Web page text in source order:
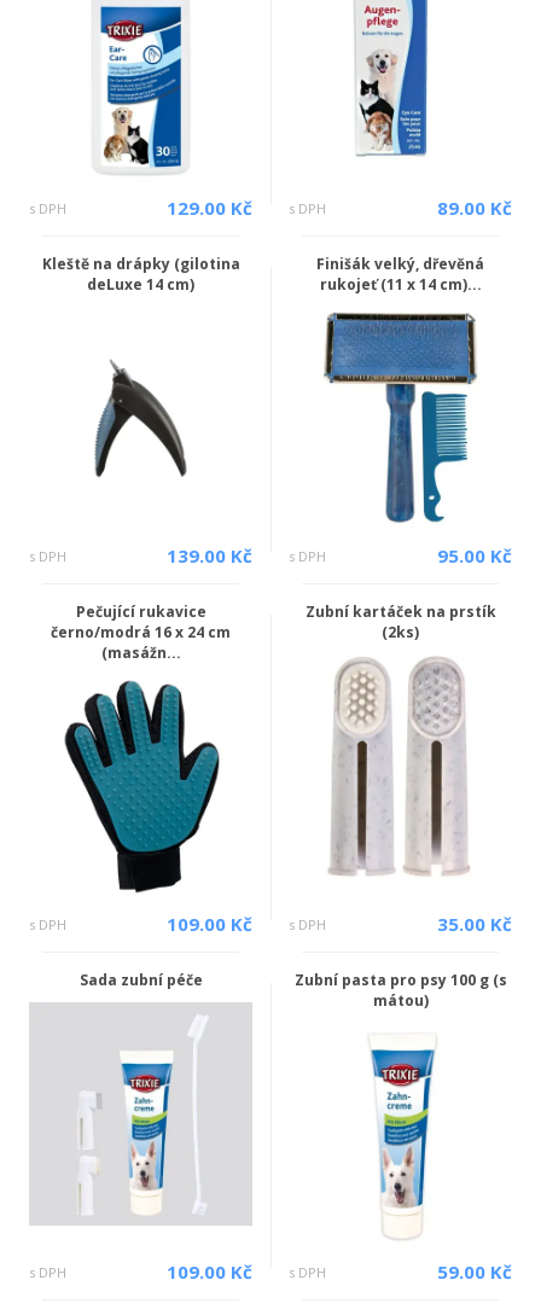
s DPH 129.00 Kč s DPH 89.00 Kč
Kleště na drápky (gilotina
deLuxe 14 cm)
s DPH 139.00 Kč
Finišák velký, dřevěná
rukojeť (11 x 14 cm)...
s DPH 95.00 Kč
Pečující rukavice
černo/modrá 16 x 24 cm
(masážn...
s DPH 109.00 Kč
Zubní kartáček na prstík
(2ks)
s DPH 35.00 Kč
Sada zubní péče
s DPH 109.00 Kč
Zubní pasta pro psy 100 g (s
mátou)
s DPH 59.00 Kč